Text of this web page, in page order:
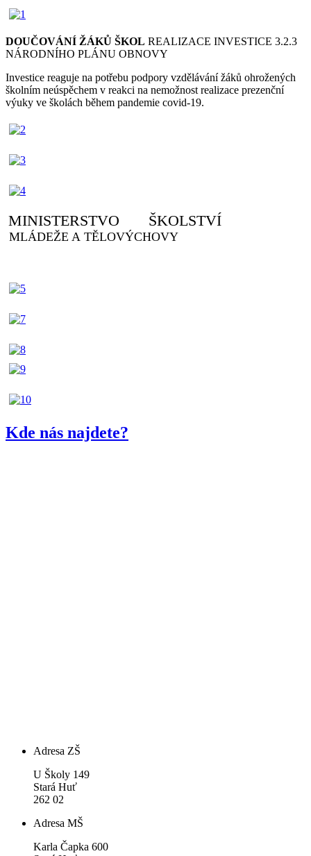
DOUČOVÁNÍ ŽÁKŮ ŠKOL REALIZACE INVESTICE 3.2.3
NÁRODNÍHO PLÁNU OBNOVY
Investice reaguje na potřebu podpory vzdělávání žáků ohrožených
školním neúspěchem v reakci na nemožnost realizace prezenční
výuky ve školách během pandemie covid-19.
MINISTERSTVO ŠKOLSTVÍ
MLÁDEŽE A TĚLOVÝCHOVY
Kde nás najdete?
Adresa ZŠ
U Školy 149
Stará Huť
262 02
Adresa MŠ
Karla Čapka 600